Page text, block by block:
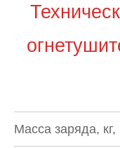
Масса заряда,